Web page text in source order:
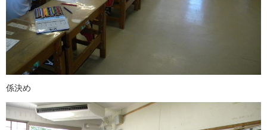
係決め